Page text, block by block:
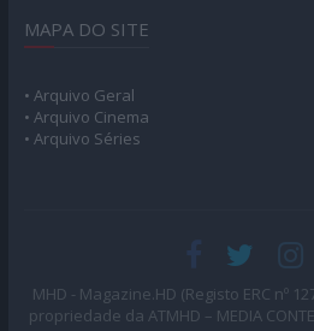
MAPA DO SITE
• Arquivo Geral
• Arquivo Cinema
• Arquivo Séries
MHD - Magazine.HD (Registo ERC nº
propriedade da ATMHD – MEDIA